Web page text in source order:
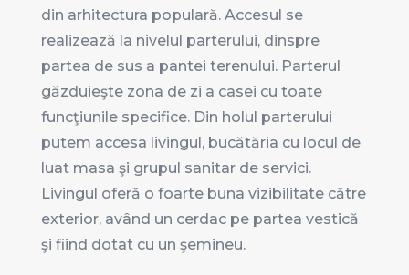
din arhitectura populară. Accesul se
realizează la nivelul parterului, dinspre
partea de sus a pantei terenului. Parterul
găzduieşte zona de zi a casei cu toate
funcţiunile specifice. Din holul parterului
putem accesa livingul, bucătăria cu locul de
luat masa şi grupul sanitar de servici.
Livingul oferă o foarte buna vizibilitate către
exterior, având un cerdac pe partea vestică
şi fiind dotat cu un şemineu.